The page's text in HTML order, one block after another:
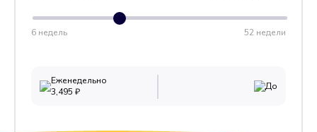
6 недель 52 недели
Еженедельно
3,495 ₽ До